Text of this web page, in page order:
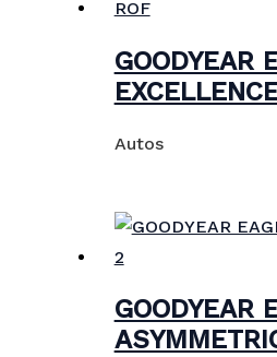
GOODYEAR
Autos
GOODYEAR